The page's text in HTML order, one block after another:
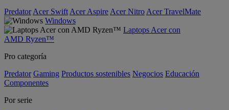
Predator Acer Swift Acer Aspire Acer Nitro Acer TravelMate
Windows
Laptops Acer con
AMD Ryzen™
Pro categoría
Predator Gaming Productos sostenibles Negocios Educación
Componentes
Por serie